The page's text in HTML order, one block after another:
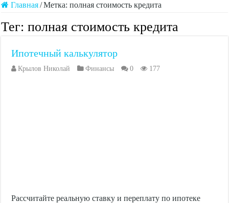
Главная/Метка:полная стоимость кредита
Тег:полная стоимость кредита
Ипотечный калькулятор
Крылов Николай Финансы 0 177
Рассчитайте реальную ставку и переплату по ипотеке